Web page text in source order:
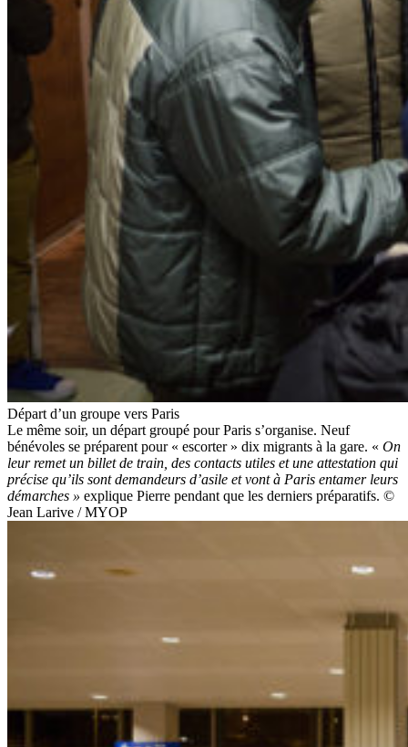
Départ d’un groupe vers Paris
Le même soir, un départ groupé pour Paris s’organise. Neuf
bénévoles se préparent pour « escorter » dix migrants à la gare. « On
leur remet un billet de train, des contacts utiles et une attestation qui
précise qu’ils sont demandeurs d’asile et vont à Paris entamer leurs
démarches » explique Pierre pendant que les derniers préparatifs. ©
Jean Larive / MYOP